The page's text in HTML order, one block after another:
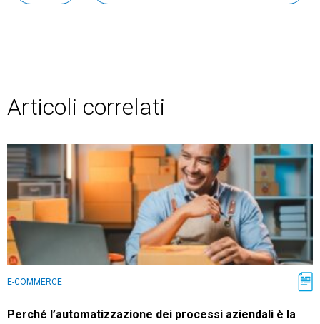
Articoli correlati
E-COMMERCE
Perché l’automatizzazione dei processi aziendali è la